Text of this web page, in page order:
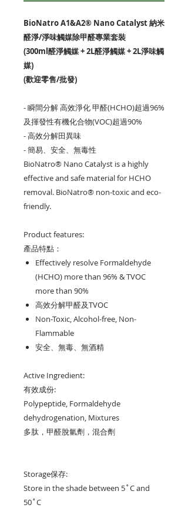
BioNatro A1&A2® Nano Catalyst 納米
醛淨/淨味觸媒除甲醛專業套裝
(300ml醛淨觸媒 + 2L醛淨觸媒 + 2L淨味觸
媒)
(歡迎零售/批發)
- 瞬間分解 高效淨化 甲醛(HCHO)超過96%
及揮發性有機化合物(VOC)超過90%
- 高效分解田異味
- 簡易、安全、無毒性
BioNatro® Nano Catalyst is a highly
effective and safe material for HCHO
removal. BioNatro® non-toxic and eco-
friendly.
Product features:
產品特點：
Effectively resolve Formaldehyde
(HCHO) more than 96% & TVOC
more than 90%
高效分解甲醛及TVOC
Non-Toxic, Alcohol-free, Non-
Flammable
安全、無毒、無酒精
Active Ingredient:
有效成份:
Polypeptide, Formaldehyde
dehydrogenation, Mixtures
多肽，甲醛脫氫劑， 混合劑
Storage保存:
Store in the shade between 5˚C and
50˚C